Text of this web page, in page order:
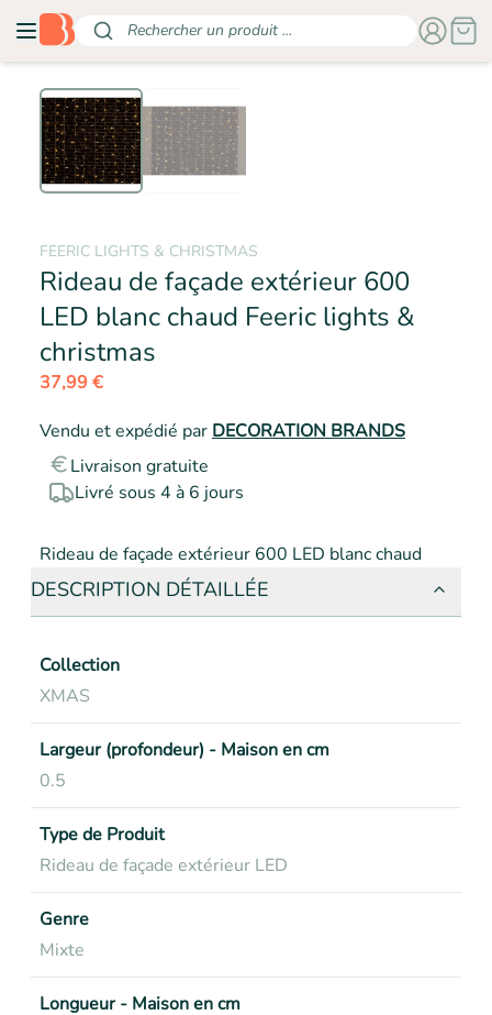
Rechercher un produit ...
FEERIC LIGHTS & CHRISTMAS
Rideau de façade extérieur 600
LED blanc chaud Feeric lights &
christmas
37,99 €
Vendu et expédié par DECORATION BRANDS
Livraison gratuite
Livré sous 4 à 6 jours
Rideau de façade extérieur 600 LED blanc chaud
DESCRIPTION DÉTAILLÉE
Collection
XMAS
Largeur (profondeur) - Maison en cm
0.5
Type de Produit
Rideau de façade extérieur LED
Genre
Mixte
Longueur - Maison en cm